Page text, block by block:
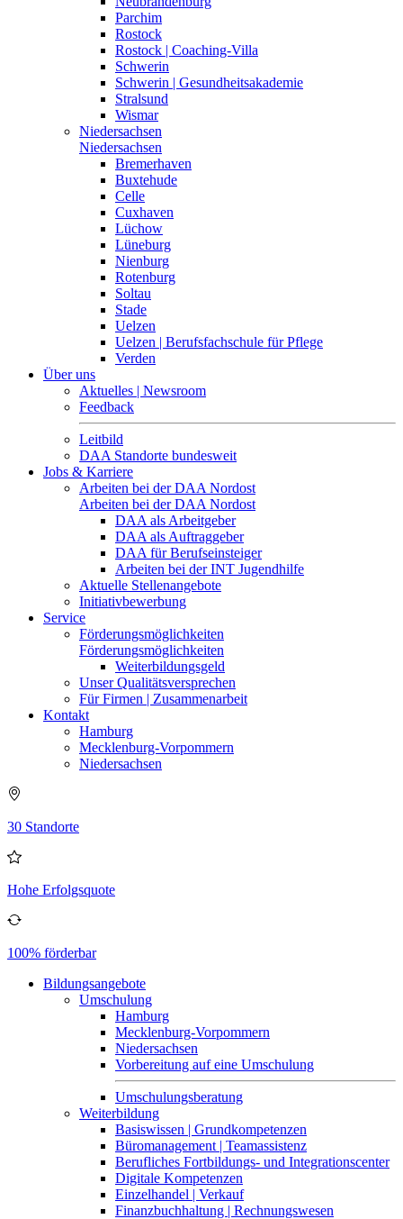
Parchim
Rostock
Rostock | Coaching-Villa
Schwerin
Schwerin | Gesundheitsakademie
Stralsund
Wismar
Niedersachsen
Niedersachsen
Bremerhaven
Buxtehude
Celle
Cuxhaven
Lüchow
Lüneburg
Nienburg
Rotenburg
Soltau
Stade
Uelzen
Uelzen | Berufsfachschule für Pflege
Verden
Über uns
Aktuelles | Newsroom
Feedback
Leitbild
DAA Standorte bundesweit
Jobs & Karriere
Arbeiten bei der DAA Nordost
Arbeiten bei der DAA Nordost
DAA als Arbeitgeber
DAA als Auftraggeber
DAA für Berufseinsteiger
Arbeiten bei der INT Jugendhilfe
Aktuelle Stellenangebote
Initiativbewerbung
Service
Förderungsmöglichkeiten
Förderungsmöglichkeiten
Weiterbildungsgeld
Unser Qualitätsversprechen
Für Firmen | Zusammenarbeit
Kontakt
Hamburg
Mecklenburg-Vorpommern
Niedersachsen
30 Standorte
Hohe Erfolgsquote
100% förderbar
Bildungsangebote
Umschulung
Hamburg
Mecklenburg-Vorpommern
Niedersachsen
Vorbereitung auf eine Umschulung
Umschulungsberatung
Weiterbildung
Basiswissen | Grundkompetenzen
Büromanagement | Teamassistenz
Berufliches Fortbildungs- und Integrationscenter
Digitale Kompetenzen
Einzelhandel | Verkauf
Finanzbuchhaltung | Rechnungswesen